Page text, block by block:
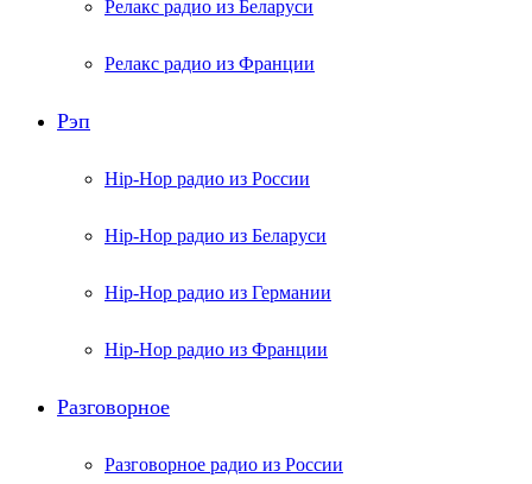
Релакс радио из Беларуси
Релакс радио из Франции
Рэп
Hip-Hop радио из России
Hip-Hop радио из Беларуси
Hip-Hop радио из Германии
Hip-Hop радио из Франции
Разговорное
Разговорное радио из России